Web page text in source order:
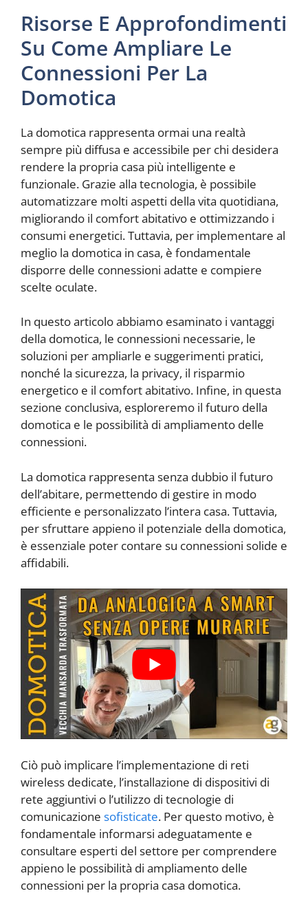
Risorse E Approfondimenti
Su Come Ampliare Le
Connessioni Per La
Domotica
La domotica rappresenta ormai una realtà
sempre più diffusa e accessibile per chi desidera
rendere la propria casa più intelligente e
funzionale. Grazie alla tecnologia, è possibile
automatizzare molti aspetti della vita quotidiana,
migliorando il comfort abitativo e ottimizzando i
consumi energetici. Tuttavia, per implementare al
meglio la domotica in casa, è fondamentale
disporre delle connessioni adatte e compiere
scelte oculate.
In questo articolo abbiamo esaminato i vantaggi
della domotica, le connessioni necessarie, le
soluzioni per ampliarle e suggerimenti pratici,
nonché la sicurezza, la privacy, il risparmio
energetico e il comfort abitativo. Infine, in questa
sezione conclusiva, esploreremo il futuro della
domotica e le possibilità di ampliamento delle
connessioni.
La domotica rappresenta senza dubbio il futuro
dell’abitare, permettendo di gestire in modo
efficiente e personalizzato l’intera casa. Tuttavia,
per sfruttare appieno il potenziale della domotica,
è essenziale poter contare su connessioni solide e
affidabili.
Ciò può implicare l’implementazione di reti
wireless dedicate, l’installazione di dispositivi di
rete aggiuntivi o l’utilizzo di tecnologie di
comunicazione sofisticate. Per questo motivo, è
fondamentale informarsi adeguatamente e
consultare esperti del settore per comprendere
appieno le possibilità di ampliamento delle
connessioni per la propria casa domotica.